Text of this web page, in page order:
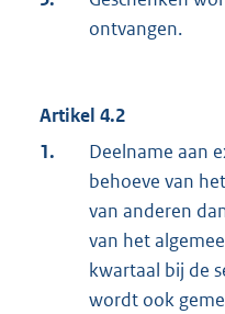
ontvangen.
Artikel 4.2
1.
Deelname aan
behoeve van
van anderen
van het
kwartaal bij de
wordt ook